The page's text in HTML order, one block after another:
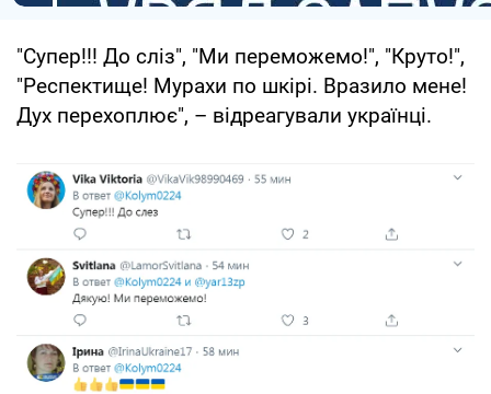
"Супер!!! До сліз", "Ми переможемо!", "Круто!",
"Респектище! Мурахи по шкірі. Вразило мене!
Дух перехоплює", – відреагували українці.